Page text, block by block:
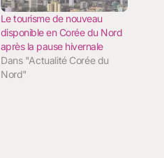
Le tourisme de nouveau
disponible en Corée du Nord
après la pause hivernale
Dans "Actualité Corée du
Nord"